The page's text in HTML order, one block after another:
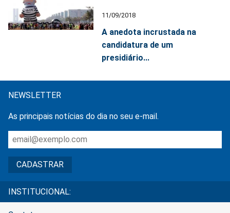
11/09/2018
A anedota incrustada na
candidatura de um
presidiário...
NEWSLETTER
As principais notícias do dia no seu e-mail.
INSTITUCIONAL: